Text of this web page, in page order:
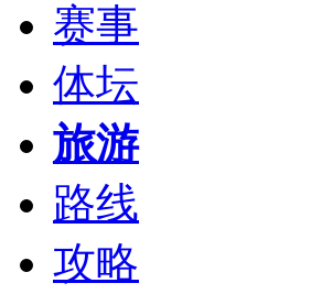
赛事
体坛
旅游
路线
攻略